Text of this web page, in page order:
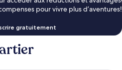
pour vivre plus d’aventures!
gratuitement